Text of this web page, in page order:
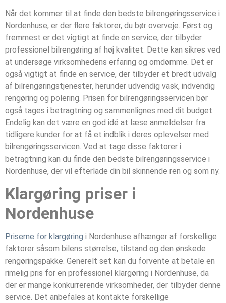
Når det kommer til at finde den bedste bilrengøringsservice i
Nordenhuse, er der flere faktorer, du bør overveje. Først og
fremmest er det vigtigt at finde en service, der tilbyder
professionel bilrengøring af høj kvalitet. Dette kan sikres ved
at undersøge virksomhedens erfaring og omdømme. Det er
også vigtigt at finde en service, der tilbyder et bredt udvalg
af bilrengøringstjenester, herunder udvendig vask, indvendig
rengøring og polering. Prisen for bilrengøringsservicen bør
også tages i betragtning og sammenlignes med dit budget.
Endelig kan det være en god idé at læse anmeldelser fra
tidligere kunder for at få et indblik i deres oplevelser med
bilrengøringsservicen. Ved at tage disse faktorer i
betragtning kan du finde den bedste bilrengøringsservice i
Nordenhuse, der vil efterlade din bil skinnende ren og som ny.
Klargøring priser i
Nordenhuse
Priserne for klargøring i Nordenhuse afhænger af forskellige
faktorer såsom bilens størrelse, tilstand og den ønskede
rengøringspakke. Generelt set kan du forvente at betale en
rimelig pris for en professionel klargøring i Nordenhuse, da
der er mange konkurrerende virksomheder, der tilbyder denne
service. Det anbefales at kontakte forskellige